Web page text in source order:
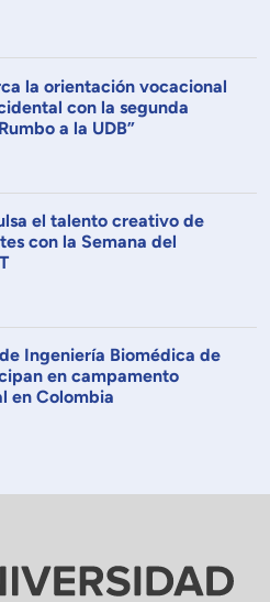
la orientación vocacional
con la segunda
a la UDB”
el talento creativo de
con la Semana del
Ingeniería Biomédica de
en campamento
en Colombia